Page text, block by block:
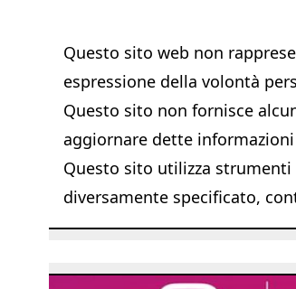
Questo sito web non
espressione della volontà
Questo sito non fornisce
aggiornare dette
Questo sito utilizza
diversamente specificato,